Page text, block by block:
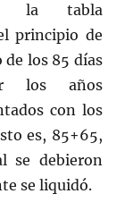
la tabla
principio de
los 85 días
los años
con los
es, 85+65,
se debieron
se liquidó.